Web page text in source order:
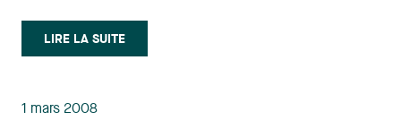
l’équilibre budgétaire en 2015-2016 (L.Q. 2015, c.
8). Parmi les nombreux amendements introduits
LIRE LA SUITE
1 mars 2008